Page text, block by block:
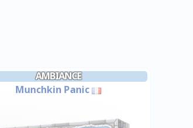
AMBIANCE
Munchkin Panic